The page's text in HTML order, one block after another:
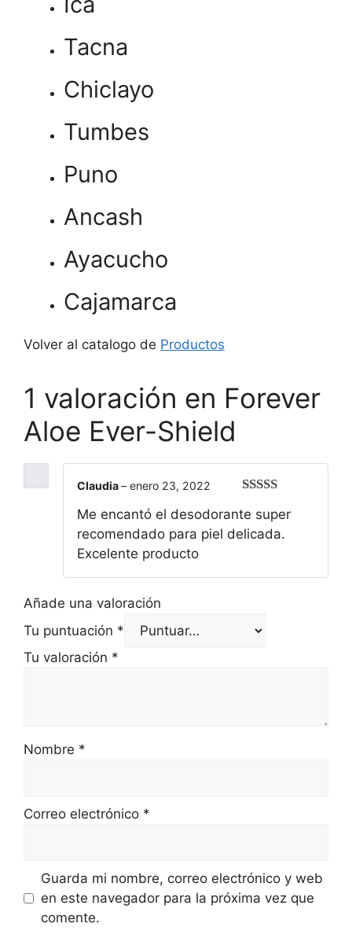
Tacna
Chiclayo
Tumbes
Puno
Ancash
Ayacucho
Cajamarca
Volver al catalogo de Productos
1 valoración en Forever
Aloe Ever-Shield
con5de 5
Claudia– enero 23, 2022
Me encantó el desodorante super
recomendado para piel delicada.
Excelente producto
Añade una valoración
Tu puntuación *
Tu valoración *
Nombre *
Correo electrónico *
Guarda mi nombre, correo electrónico y web
en este navegador para la próxima vez que
comente.